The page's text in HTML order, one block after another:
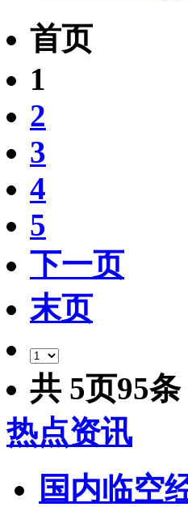
首页
1
2
3
4
5
下一页
末页
共 5页95条
热点资讯
国内临空